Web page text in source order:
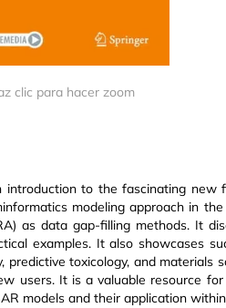
clic para hacer zoom
introduction to the fascinating new
modeling approach in
as data gap-filling methods. It
examples. It also showcases
predictive toxicology, and
users. It is a valuable resource
models and their application